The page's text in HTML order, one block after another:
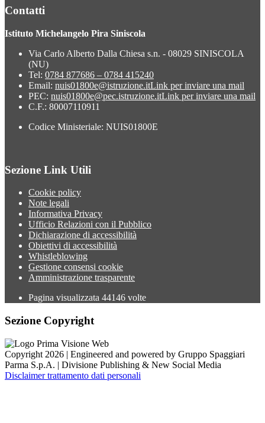
Contatti
Istituto Michelangelo Pira Siniscola
Via Carlo Alberto Dalla Chiesa s.n. - 08029 SINISCOLA
(NU)
Tel: 0784 877686 – 0784 415240
Email: nuis01800e@istruzione.itLink per inviare una mail
PEC: nuis01800e@pec.istruzione.itLink per inviare una mail
C.F.: 80007110911
Codice Ministeriale: NUIS01800E
Sezione Link Utili
Cookie policy
Note legali
Informativa Privacy
Ufficio Relazioni con il Pubblico
Dichiarazione di accessibilità
Obiettivi di accessibilità
Whistleblowing
Gestione consensi cookie
Amministrazione trasparente
Pagina visualizzata 44146 volte
Sezione Copyright
Copyright 2026 | Engineered and powered by Gruppo Spaggiari
Parma S.p.A. | Divisione Publishing & New Social Media
Disclaimer trattamento dati personali